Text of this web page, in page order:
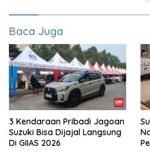
Baca Juga
3 Kendaraan Pribadi Jagoan
Suzuki Bisa Dijajal Langsung
Di GIIAS 2026